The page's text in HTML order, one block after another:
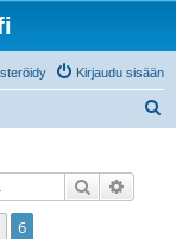
Kirjaudu sisään
Etsi
6